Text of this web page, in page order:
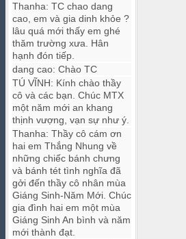
Thanha: TC chao dang
cao, em và gia dinh khỏe ?
lâu quá mới thấy em ghé
thăm trường xưa. Hân
hạnh đón tiếp.
dang cao: Chào TC
TÚ VĨNH: Kính chào thầy
cô và các bạn. Chúc MTX
một năm mới an khang
thịnh vượng, vạn sự như ý.
Thanha: Thầy cô cám ơn
hai em Thắng Nhung về
những chiếc bánh chưng
và bánh tét tình nghĩa đã
gởi đến thầy cô nhân mùa
Giáng Sinh-Năm Mới. Chúc
gia đình hai em một mùa
Giáng Sinh An bình và năm
mới thành đạt.